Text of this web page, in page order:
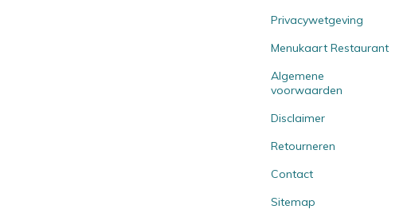
Privacywetgeving
Menukaart Restaurant
Algemene
voorwaarden
Disclaimer
Retourneren
Contact
Sitemap